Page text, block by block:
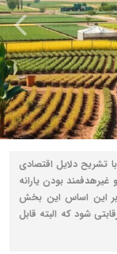
تشریح دلایل اقتصادی
بودن یارانه
بر این اساس این بخش
شود که البته قابل